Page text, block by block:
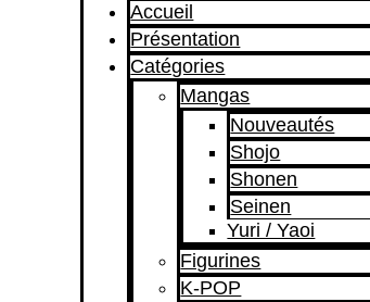
Accueil
Présentation
Catégories
Mangas
Nouveautés
Shojo
Shonen
Seinen
Yuri / Yaoi
Figurines
K-POP